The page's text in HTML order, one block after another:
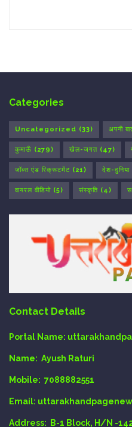
Categories
Uncategorized (33) अपनी
कुमाऊँ (279) खेल-जगत (47)
जॉब्स एंड रिक्रूटमेंट (21) देश-दुनिया
वायरल वीडियो (5) संस्कृति (4)
Contact Details
Portal Name:
Name: Ayush Raturi
Mobile: 7088882551
Email:
Address: B-1 Block, H/N -